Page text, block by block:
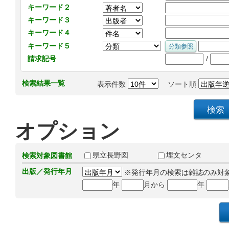
キーワード２
キーワード３
キーワード４
キーワード５
請求記号
/
検索結果一覧 表示件数 ソート順
オプション
検索対象図書館 県立長野図
埋文センタ
出版／発行年月
※発行年月の検索は雑誌のみ対
年
月から 年